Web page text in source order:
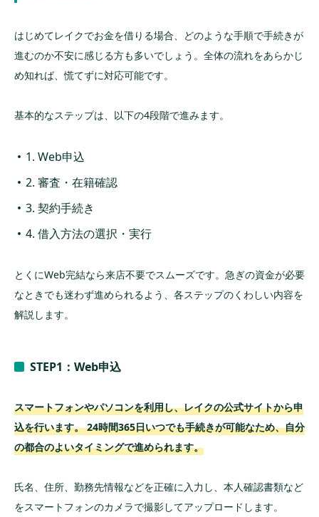
はじめてレイクでお金を借りる場合、どのような手順で手続きが
進むのか不安に感じる方も多いでしょう。全体の流れをあらかじ
め知れば、慌てずに対応可能です。
基本的なステップは、以下の4段階で進みます。
1. Web申込
2. 審査・在籍確認
3. 契約手続き
4. 借入方法の選択・実行
とくにWeb完結なら来店不要でスムーズです。急ぎの資金が必要
なときでも迷わず進められるよう、各ステップのくわしい内容を
解説します。
STEP1：Web申込
スマートフォンやパソコンを利用し、レイクの公式サイトから申
込を行います。 24時間365日いつでも手続きが可能なため、自分
の都合のよいタイミングで進められます。
氏名、住所、勤務先情報などを正確に入力し、本人確認書類など
をスマートフォンのカメラで撮影してアップロードします。